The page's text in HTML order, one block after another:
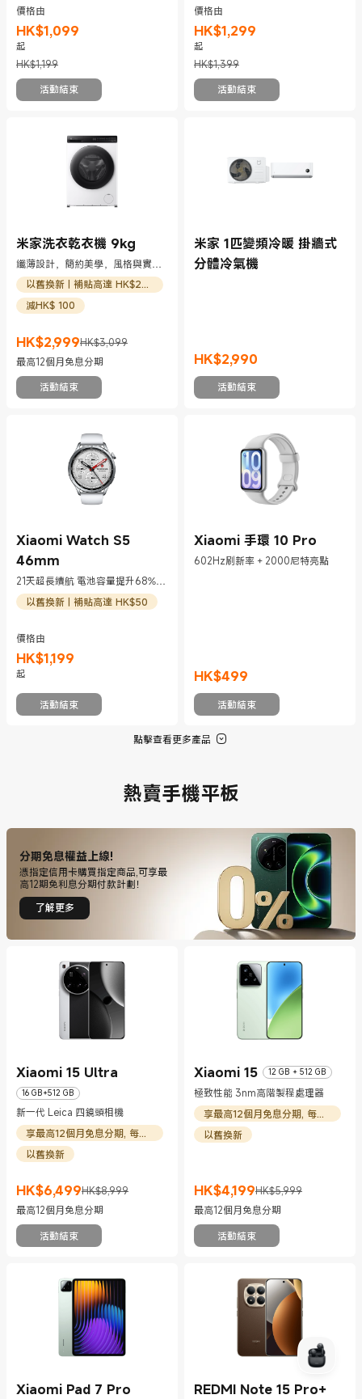
價格由
HK$1,099
現價 HK$1099
起
HK$1,199
市場價格 HK$1,199
活動結束
價格由
HK$1,299
現價 HK$1299
起
HK$1,399
市場價格 HK$1,399
活動結束
米家洗衣乾衣機 9kg
纖薄設計，簡約美學，風格與實用
兼備。
以舊換新 | 補貼高達 HK$200
減HK$ 100
HK$2,999
現價 HK$2999HK$3,099
市場價格 HK$3,099
最高12個月免息分期
活動結束
米家 1匹變頻冷暖 掛牆式
分體冷氣機
HK$2,990
現價 HK$2990
活動結束
Xiaomi Watch S5
46mm
21天超長續航 電池容量提升68%，
達到815mAh
以舊換新 | 補貼高達 HK$50
價格由
HK$1,199
現價 HK$1199
起
活動結束
Xiaomi 手環 10 Pro
602Hz刷新率 + 2000尼特亮點
HK$499
現價 HK$499
活動結束
點擊查看更多產品
熱賣手機平板
分期免息權益上線!
憑指定信用卡購買指定商品,可享最
高12期免利息分期付款計劃！
了解更多
Xiaomi 15 Ultra
16 GB+512 GB
新一代 Leica 四鏡頭相機
享最高12個月免息分期, 每月HK$542起
以舊換新
HK$6,499
現價 HK$6499HK$8,999
市場價格 HK$8,999
最高12個月免息分期
活動結束
Xiaomi 15 12 GB + 512 GB
極致性能 3nm高階製程處理器
享最高12個月免息分期, 每月HK$350起
以舊換新
HK$4,199
現價 HK$4199HK$5,999
市場價格 HK$5,999
最高12個月免息分期
活動結束
Xiaomi Pad 7 Pro
REDMI Note 15 Pro+